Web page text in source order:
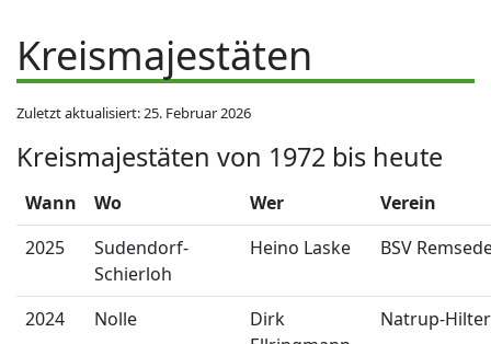
Kreismajestäten
Zuletzt aktualisiert: 25. Februar 2026
Kreismajestäten von 1972 bis heute
Wann Wo Wer
Verein
2025
Sudendorf-
Schierloh
Heino Laske BSV
2024 Nolle
Dirk
Natrup-Hilter